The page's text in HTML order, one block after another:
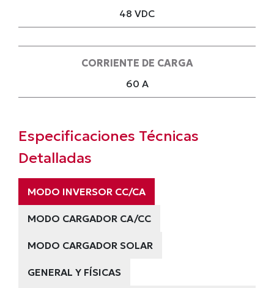
48 VDC
CORRIENTE DE CARGA
60 A
Especificaciones Técnicas
Detalladas
MODO INVERSOR CC/CA
MODO CARGADOR CA/CC
MODO CARGADOR SOLAR
GENERAL Y FÍSICAS